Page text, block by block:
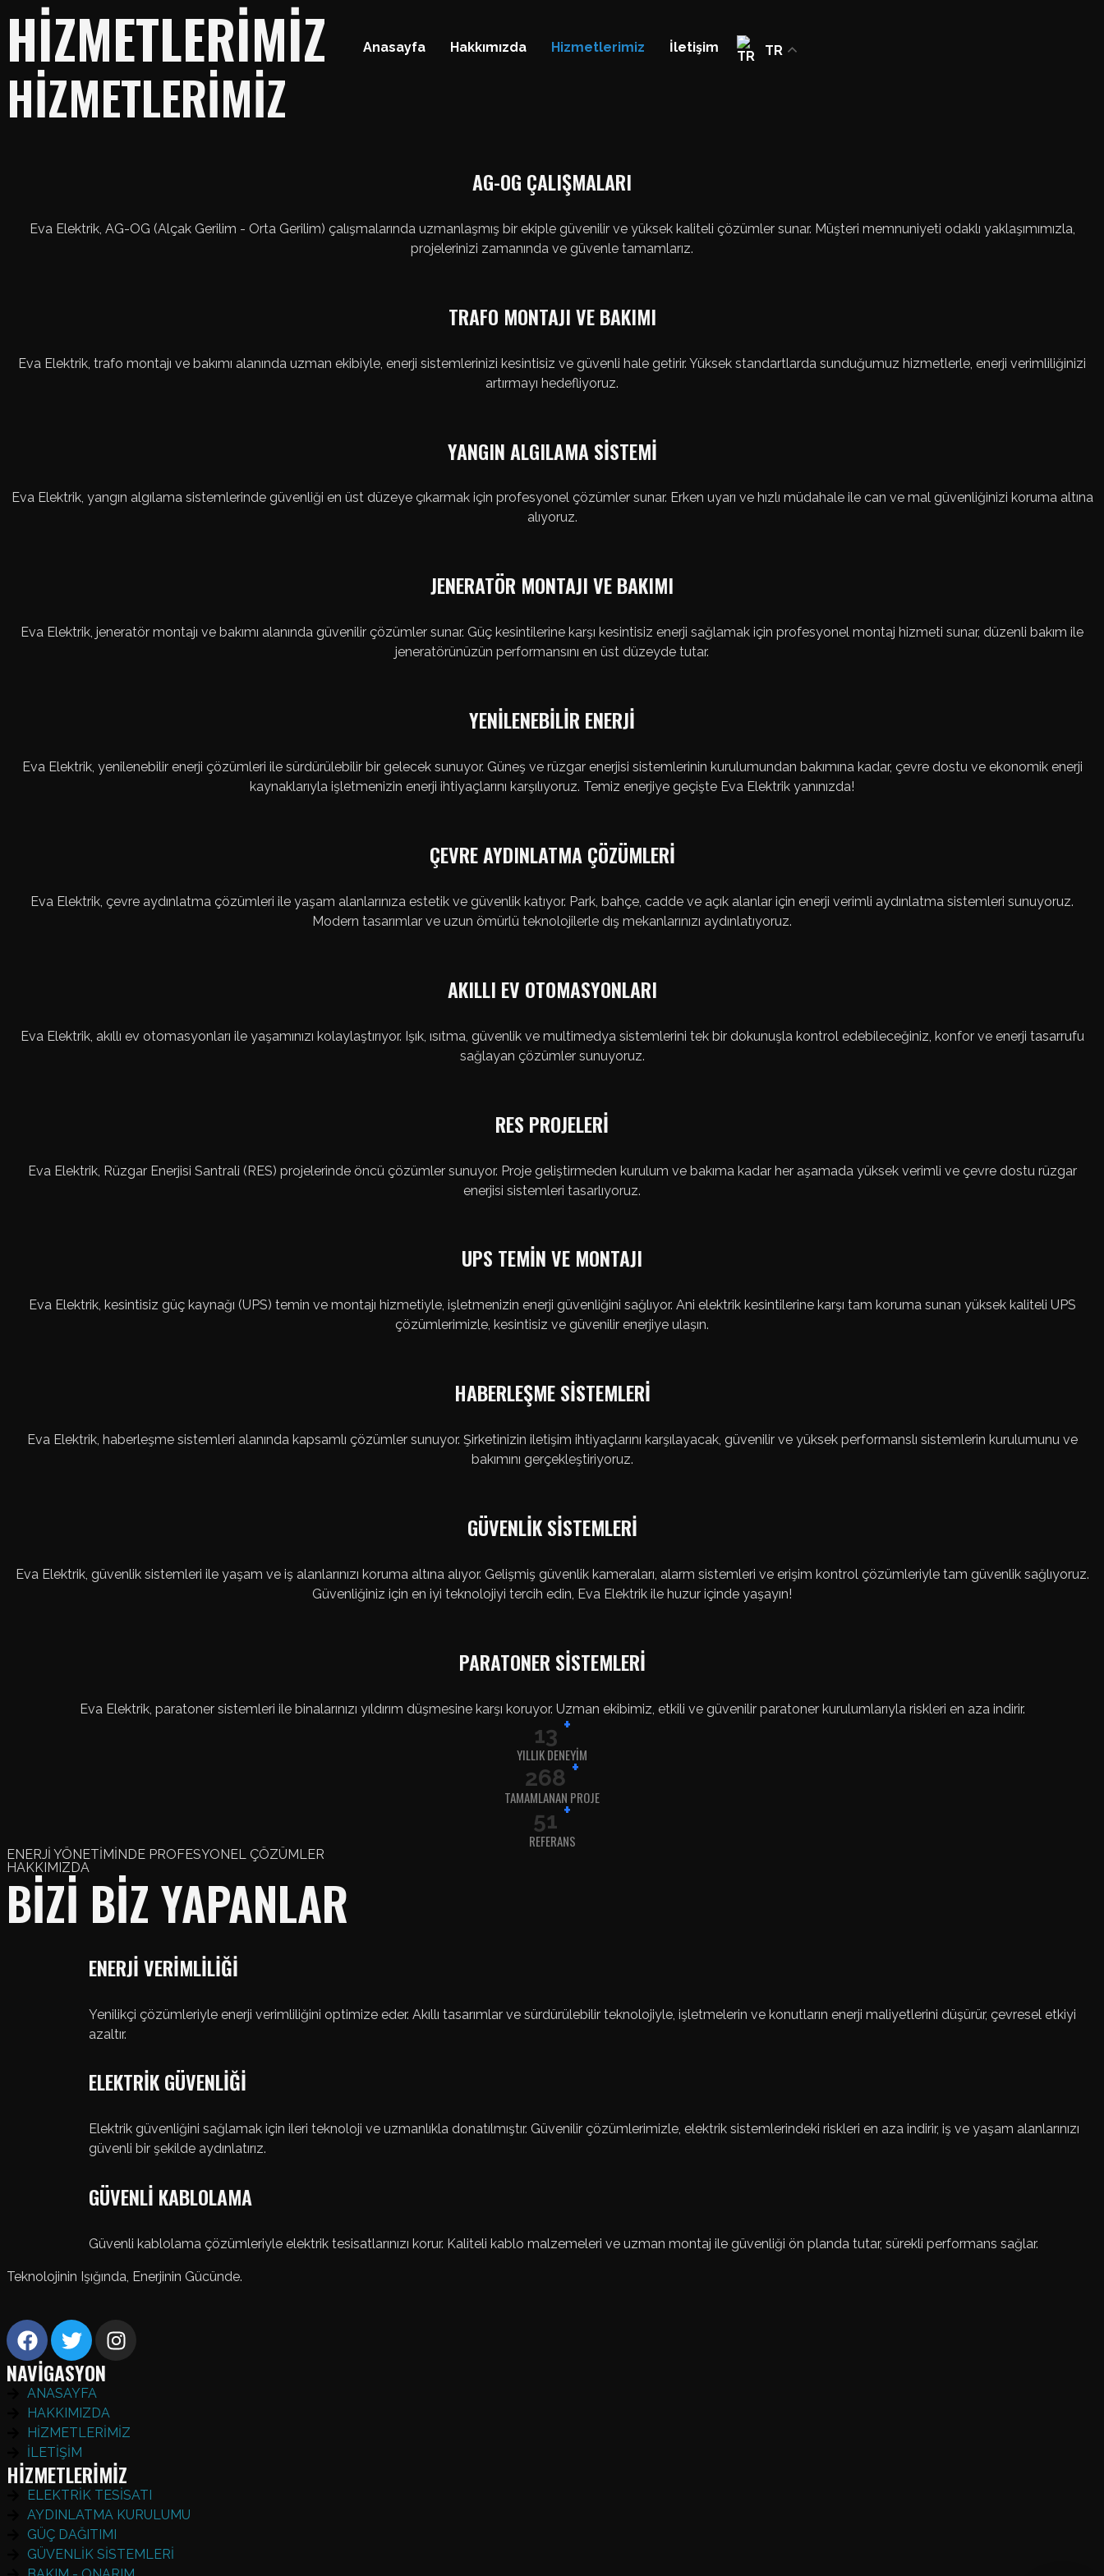
Anasayfa Hakkımızda Hizmetlerimiz İletişim TR
HİZMETLERİMİZ
HİZMETLERİMİZ
AG-OG ÇALIŞMALARI
Eva Elektrik, AG-OG (Alçak Gerilim - Orta Gerilim) çalışmalarında uzmanlaşmış bir ekiple güvenilir ve yüksek kaliteli çözümler sunar. Müşteri memnuniyeti odaklı yaklaşımımızla,
projelerinizi zamanında ve güvenle tamamlarız.
TRAFO MONTAJI VE BAKIMI
Eva Elektrik, trafo montajı ve bakımı alanında uzman ekibiyle, enerji sistemlerinizi kesintisiz ve güvenli hale getirir. Yüksek standartlarda sunduğumuz hizmetlerle, enerji verimliliğinizi
artırmayı hedefliyoruz.
YANGIN ALGILAMA SİSTEMİ
Eva Elektrik, yangın algılama sistemlerinde güvenliği en üst düzeye çıkarmak için profesyonel çözümler sunar. Erken uyarı ve hızlı müdahale ile can ve mal güvenliğinizi koruma altına
alıyoruz.
JENERATÖR MONTAJI VE BAKIMI
Eva Elektrik, jeneratör montajı ve bakımı alanında güvenilir çözümler sunar. Güç kesintilerine karşı kesintisiz enerji sağlamak için profesyonel montaj hizmeti sunar, düzenli bakım ile
jeneratörünüzün performansını en üst düzeyde tutar.
YENİLENEBİLİR ENERJİ
Eva Elektrik, yenilenebilir enerji çözümleri ile sürdürülebilir bir gelecek sunuyor. Güneş ve rüzgar enerjisi sistemlerinin kurulumundan bakımına kadar, çevre dostu ve ekonomik enerji
kaynaklarıyla işletmenizin enerji ihtiyaçlarını karşılıyoruz. Temiz enerjiye geçişte Eva Elektrik yanınızda!
ÇEVRE AYDINLATMA ÇÖZÜMLERİ
Eva Elektrik, çevre aydınlatma çözümleri ile yaşam alanlarınıza estetik ve güvenlik katıyor. Park, bahçe, cadde ve açık alanlar için enerji verimli aydınlatma sistemleri sunuyoruz.
Modern tasarımlar ve uzun ömürlü teknolojilerle dış mekanlarınızı aydınlatıyoruz.
AKILLI EV OTOMASYONLARI
Eva Elektrik, akıllı ev otomasyonları ile yaşamınızı kolaylaştırıyor. Işık, ısıtma, güvenlik ve multimedya sistemlerini tek bir dokunuşla kontrol edebileceğiniz, konfor ve enerji tasarrufu
sağlayan çözümler sunuyoruz.
RES PROJELERİ
Eva Elektrik, Rüzgar Enerjisi Santrali (RES) projelerinde öncü çözümler sunuyor. Proje geliştirmeden kurulum ve bakıma kadar her aşamada yüksek verimli ve çevre dostu rüzgar
enerjisi sistemleri tasarlıyoruz.
UPS TEMİN VE MONTAJI
Eva Elektrik, kesintisiz güç kaynağı (UPS) temin ve montajı hizmetiyle, işletmenizin enerji güvenliğini sağlıyor. Ani elektrik kesintilerine karşı tam koruma sunan yüksek kaliteli UPS
çözümlerimizle, kesintisiz ve güvenilir enerjiye ulaşın.
HABERLEŞME SİSTEMLERİ
Eva Elektrik, haberleşme sistemleri alanında kapsamlı çözümler sunuyor. Şirketinizin iletişim ihtiyaçlarını karşılayacak, güvenilir ve yüksek performanslı sistemlerin kurulumunu ve
bakımını gerçekleştiriyoruz.
GÜVENLİK SİSTEMLERİ
Eva Elektrik, güvenlik sistemleri ile yaşam ve iş alanlarınızı koruma altına alıyor. Gelişmiş güvenlik kameraları, alarm sistemleri ve erişim kontrol çözümleriyle tam güvenlik sağlıyoruz.
Güvenliğiniz için en iyi teknolojiyi tercih edin, Eva Elektrik ile huzur içinde yaşayın!
PARATONER SİSTEMLERİ
Eva Elektrik, paratoner sistemleri ile binalarınızı yıldırım düşmesine karşı koruyor. Uzman ekibimiz, etkili ve güvenilir paratoner kurulumlarıyla riskleri en aza indirir.
16 +
YILLIK DENEYİM
333 +
TAMAMLANAN PROJE
63 +
REFERANS
ENERJİ YÖNETİMİNDE PROFESYONEL ÇÖZÜMLER
HAKKIMIZDA
BİZİ BİZ YAPANLAR
ENERJİ VERİMLİLİĞİ
Yenilikçi çözümleriyle enerji verimliliğini optimize eder. Akıllı tasarımlar ve sürdürülebilir teknolojiyle, işletmelerin ve konutların enerji maliyetlerini düşürür, çevresel etkiyi
azaltır.
ELEKTRİK GÜVENLİĞİ
Elektrik güvenliğini sağlamak için ileri teknoloji ve uzmanlıkla donatılmıştır. Güvenilir çözümlerimizle, elektrik sistemlerindeki riskleri en aza indirir, iş ve yaşam alanlarınızı
güvenli bir şekilde aydınlatırız.
GÜVENLİ KABLOLAMA
Güvenli kablolama çözümleriyle elektrik tesisatlarınızı korur. Kaliteli kablo malzemeleri ve uzman montaj ile güvenliği ön planda tutar, sürekli performans sağlar.
Teknolojinin Işığında, Enerjinin Gücünde.
NAVİGASYON
ANASAYFA
HAKKIMIZDA
HİZMETLERİMİZ
İLETİŞİM
HİZMETLERİMİZ
ELEKTRİK TESİSATI
AYDINLATMA KURULUMU
GÜÇ DAĞITIMI
GÜVENLİK SİSTEMLERİ